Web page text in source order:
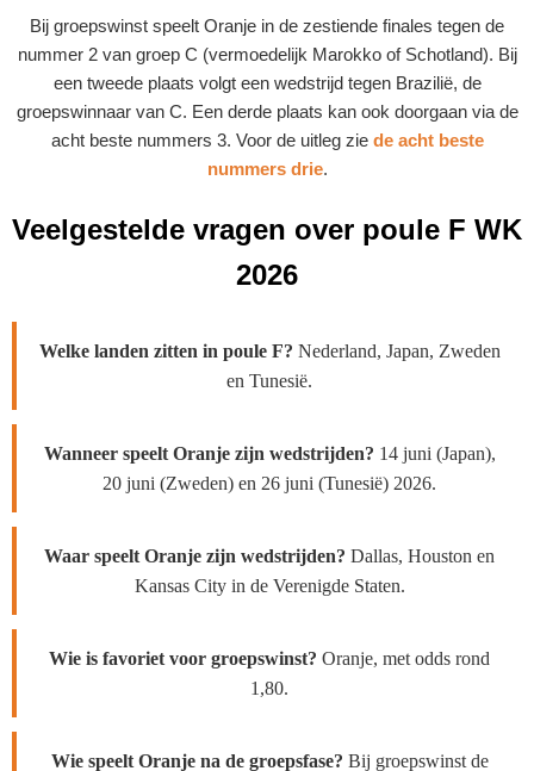
Bij groepswinst speelt Oranje in de zestiende finales tegen de
nummer 2 van groep C (vermoedelijk Marokko of Schotland). Bij
een tweede plaats volgt een wedstrijd tegen Brazilië, de
groepswinnaar van C. Een derde plaats kan ook doorgaan via de
acht beste nummers 3. Voor de uitleg zie de acht beste
nummers drie.
Veelgestelde vragen over poule F WK
2026
Welke landen zitten in poule F? Nederland, Japan, Zweden
en Tunesië.
Wanneer speelt Oranje zijn wedstrijden? 14 juni (Japan),
20 juni (Zweden) en 26 juni (Tunesië) 2026.
Waar speelt Oranje zijn wedstrijden? Dallas, Houston en
Kansas City in de Verenigde Staten.
Wie is favoriet voor groepswinst? Oranje, met odds rond
1,80.
Wie speelt Oranje na de groepsfase? Bij groepswinst de